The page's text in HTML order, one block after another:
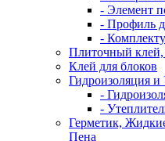
- Элемент
- Профиль
-
Плиточный клей,
Клей для блоков
Гидроизоляция и
-
-
Герметик,
Пена